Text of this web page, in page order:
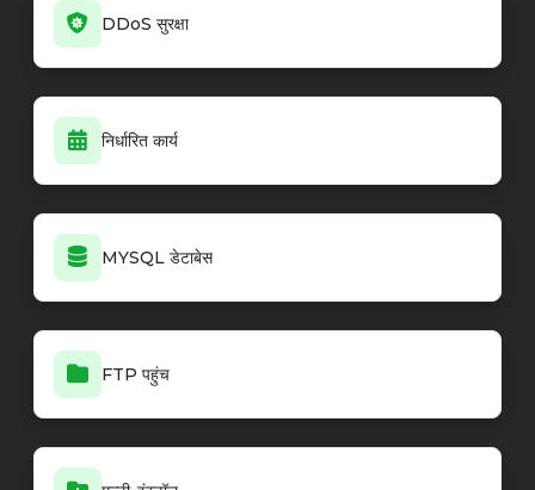
DDoS सुरक्षा
निर्धारित कार्य
MYSQL डेटाबेस
FTP पहुंच